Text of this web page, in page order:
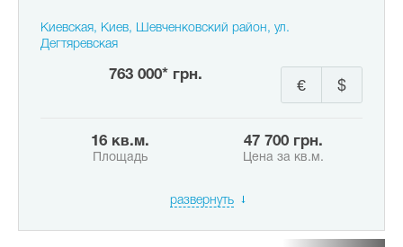
Киевская, Киев, Шевченковский район, ул.
Дегтяревская
763 000* грн.
$
€
16 кв.м.
Площадь
47 700 грн.
Цена за кв.м.
развернуть